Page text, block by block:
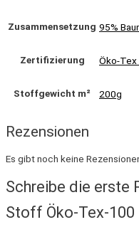
Zusammensetzung 95%
Zertifizierung Öko-Tex
Stoffgewicht m² 200g
Rezensionen
Es gibt noch keine
Schreibe die erste
Stoff Öko-Tex-